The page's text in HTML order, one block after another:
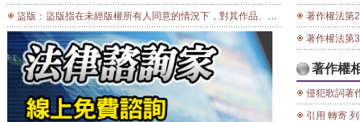
盜版：盜版指在未經版權所有人同意的情況下，對其作品、出版物進行複製、再分發的行為。在很多國家和地區，這種行為被定義為侵犯知識產權的違法行為，甚至犯罪行為，會受到所在國的處罰。盜版出版物通常包括盜版書籍、盜版軟體和盜版音像作品。 在香港，沒有正式授權下所製造的產品，俗稱為老翻或開心版。 盜版出版物由於逃避了所在國應繳的版稅，通常也不需要進行產品的研發，所以價格往往比合法的出版物要便宜，故而往往受版權意識不強的人所歡迎。表面上看，盜版在一定程度上限制了商業軟體巨頭對軟體市場的壟斷，但同時也是軟體業寡頭企業不正當競爭、打壓競爭對手的手段，傷害了軟體行業的公平競爭格局，嚴重影響中小軟體企業的產品競爭力。 盜版軟體通常是在原版的基礎上進行破解，改變原來的功能，再進行拷貝，發布，完全無視版權，因此可以用極低甚至沒有的成本來創造利益。常見的盜版行為 重製 拷貝或影印 改造 (在散播、公開版權物為前提) 移除或改寫版權訊息 移除內函之廣告訊息 任意移除或添加功能 公共播放 在非授權範圍的場所，公開供人使用或瀏覽 轉散佈 重新包裝後，轉散佈或轉賣 破解序號保護，或提供序號產生器
著作權法第22條：著作人除本法另有規定外，專有重製其著作之權利。 表演人專有以錄
著作權法第30條： 著作財產權，除本法
著作權
侵犯歌詞著作權？ 羅大佑獲不起訴 2012-02-08 新聞速報 中廣新聞／潘千詩 藝人羅大佑因多次公開演唱「心肝寶貝」、「火車」等台語歌，結果被作詞人「李坤城」提出違反著作
引用 轉寄 列印 字體：小．中．大 Apple 大動作移除 App Store 上多款侵犯著作權的手機遊戲 2012-02-08 01:53 新聞速報 【巴哈姆特】 還記得 1 月底 GNN 報導的《Triple Town》開發商正式對 6Waves LOLAPPS 提出著作